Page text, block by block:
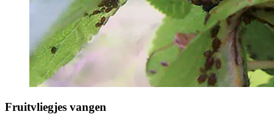
Fruitvliegjes vangen